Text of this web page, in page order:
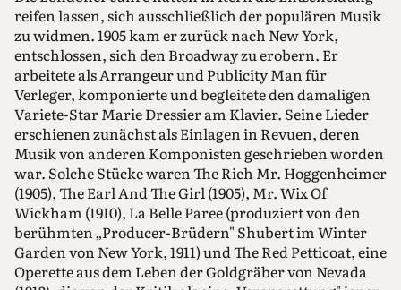
reifen lassen, sich ausschließlich der populären Musik
zu widmen. 1905 kam er zurück nach New York,
entschlossen, sich den Broadway zu erobern. Er
arbeitete als Arrangeur und Publicity Man für
Verleger, komponierte und begleitete den damaligen
Variete-Star Marie Dressier am Klavier. Seine Lieder
erschienen zunächst als Einlagen in Revuen, deren
Musik von anderen Komponisten geschrieben worden
war. Solche Stücke waren The Rich Mr. Hoggenheimer
(1905), The Earl And The Girl (1905), Mr. Wix Of
Wickham (1910), La Belle Paree (produziert von den
berühmten „Producer-Brüdern" Shubert im Winter
Garden von New York, 1911) und The Red Petticoat, eine
Operette aus dem Leben der Goldgräber von Nevada